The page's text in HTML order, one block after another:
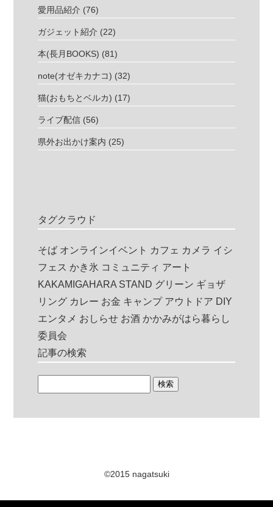
愛用品紹介 (76)
ガジェット紹介 (22)
本(長月BOOKS) (81)
note(オゼキカナコ) (32)
猫(おもちとベルカ) (17)
ライブ配信 (56)
県外お出かけ案内 (25)
タグクラウド
そば オンラインイベント カフェ カメラ イシ
フェス かき氷 コミュニティ アート
KAKAMIGAHARA STAND グリーン ギョザ
リング カレー お金 キャンプ アウトドア DIY
エンタメ おしらせ お酒 かかみがはら暮らし
委員会
記事の検索
©2015 nagatsuki